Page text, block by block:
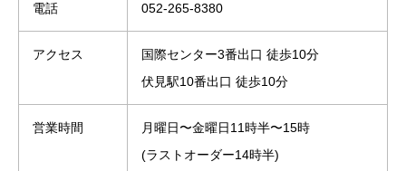
電話 052-265-8380
アクセス
国際センター3番出口 徒歩10分
伏見駅10番出口 徒歩10分
営業時間
月曜日〜金曜日11時半〜15時
(ラストオーダー14時半)